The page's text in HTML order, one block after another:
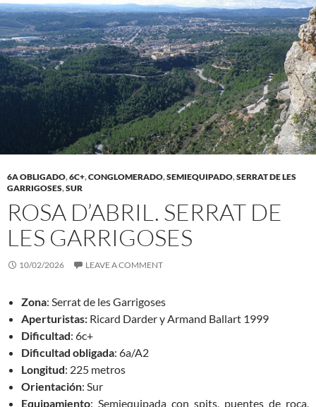
6A OBLIGADO,6C+,CONGLOMERADO,SEMIEQUIPADO,SERRAT DE LES
GARRIGOSES,SUR
ROSA D’ABRIL. SERRAT DE
LES GARRIGOSES
10/02/2026 LEAVE A COMMENT
Zona: Serrat de les Garrigoses
Aperturistas: Ricard Darder y Armand Ballart 1999
Dificultad: 6c+
Dificultad obligada: 6a/A2
Longitud: 225 metros
Orientación: Sur
Equipamiento: Semiequipada con spits, puentes de roca,